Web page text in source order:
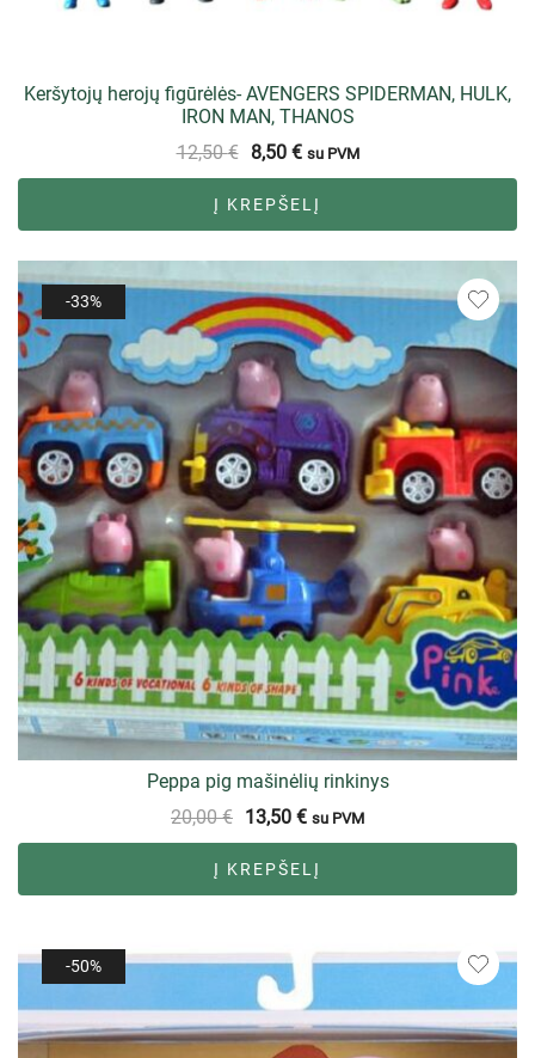
Keršytojų herojų figūrėlės- AVENGERS SPIDERMAN, HULK,
IRON MAN, THANOS
12,50€ 8,50 € su PVM
Į KREPŠELĮ
-33%
Peppa pig mašinėlių rinkinys
20,00€ 13,50 € su PVM
Į KREPŠELĮ
-50%